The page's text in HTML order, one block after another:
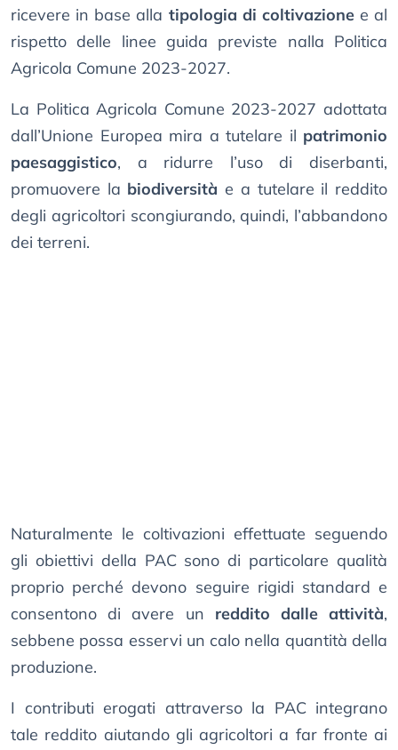
ricevere in base alla tipologia di coltivazionee al
rispetto delle linee guida previste nalla Politica
Agricola Comune 2023-2027.
La Politica Agricola Comune 2023-2027 adottata
dall’Unione Europea mira a tutelare il patrimonio
paesaggistico, a ridurre l’uso di diserbanti,
promuovere la biodiversità e a tutelare il reddito
degli agricoltori scongiurando, quindi, l’abbandono
dei terreni.
Naturalmente le coltivazioni effettuate seguendo
gli obiettivi della PAC sono di particolare qualità
proprio perché devono seguire rigidi standard e
consentono di avere un reddito dalle attività,
sebbene possa esservi un calo nella quantità della
produzione.
I contributi erogati attraverso la PAC integrano
tale reddito aiutando gli agricoltori a far fronte ai